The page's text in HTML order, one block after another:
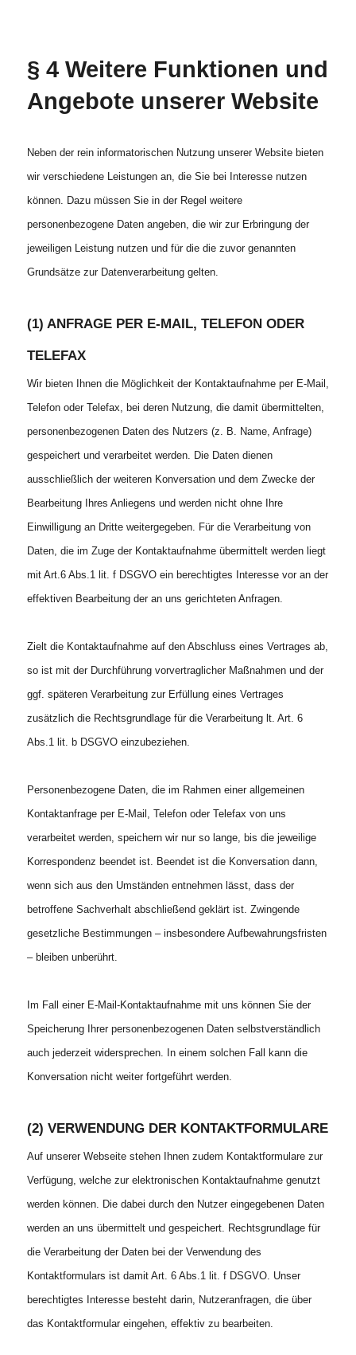
§ 4 Weitere Funktionen und
Angebote unserer Website
Neben der rein informatorischen Nutzung unserer Website bieten
wir verschiedene Leistungen an, die Sie bei Interesse nutzen
können. Dazu müssen Sie in der Regel weitere
personenbezogene Daten angeben, die wir zur Erbringung der
jeweiligen Leistung nutzen und für die die zuvor genannten
Grundsätze zur Datenverarbeitung gelten.
(1) ANFRAGE PER E-MAIL, TELEFON ODER
TELEFAX
Wir bieten Ihnen die Möglichkeit der Kontaktaufnahme per E-Mail,
Telefon oder Telefax, bei deren Nutzung, die damit übermittelten,
personenbezogenen Daten des Nutzers (z. B. Name, Anfrage)
gespeichert und verarbeitet werden. Die Daten dienen
ausschließlich der weiteren Konversation und dem Zwecke der
Bearbeitung Ihres Anliegens und werden nicht ohne Ihre
Einwilligung an Dritte weitergegeben. Für die Verarbeitung von
Daten, die im Zuge der Kontaktaufnahme übermittelt werden liegt
mit Art.6 Abs.1 lit. f DSGVO ein berechtigtes Interesse vor an der
effektiven Bearbeitung der an uns gerichteten Anfragen.
Zielt die Kontaktaufnahme auf den Abschluss eines Vertrages ab,
so ist mit der Durchführung vorvertraglicher Maßnahmen und der
ggf. späteren Verarbeitung zur Erfüllung eines Vertrages
zusätzlich die Rechtsgrundlage für die Verarbeitung lt. Art. 6
Abs.1 lit. b DSGVO einzubeziehen.
Personenbezogene Daten, die im Rahmen einer allgemeinen
Kontaktanfrage per E-Mail, Telefon oder Telefax von uns
verarbeitet werden, speichern wir nur so lange, bis die jeweilige
Korrespondenz beendet ist. Beendet ist die Konversation dann,
wenn sich aus den Umständen entnehmen lässt, dass der
betroffene Sachverhalt abschließend geklärt ist. Zwingende
gesetzliche Bestimmungen – insbesondere Aufbewahrungsfristen
– bleiben unberührt.
Im Fall einer E-Mail-Kontaktaufnahme mit uns können Sie der
Speicherung Ihrer personenbezogenen Daten selbstverständlich
auch jederzeit widersprechen. In einem solchen Fall kann die
Konversation nicht weiter fortgeführt werden.
(2) VERWENDUNG DER KONTAKTFORMULARE
Auf unserer Webseite stehen Ihnen zudem Kontaktformulare zur
Verfügung, welche zur elektronischen Kontaktaufnahme genutzt
werden können. Die dabei durch den Nutzer eingegebenen Daten
werden an uns übermittelt und gespeichert. Rechtsgrundlage für
die Verarbeitung der Daten bei der Verwendung des
Kontaktformulars ist damit Art. 6 Abs.1 lit. f DSGVO. Unser
berechtigtes Interesse besteht darin, Nutzeranfragen, die über
das Kontaktformular eingehen, effektiv zu bearbeiten.